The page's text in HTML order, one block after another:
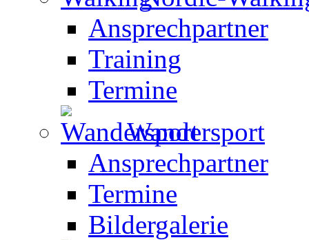
Ansprechpartner
Training
Termine
Wandersport
Ansprechpartner
Termine
Bildergalerie